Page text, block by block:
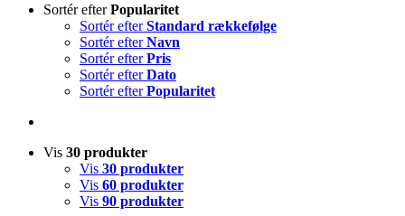
Sortér efterPopularitet
Sortér efterStandard rækkefølge
Sortér efterNavn
Sortér efterPris
Sortér efterDato
Sortér efterPopularitet
Vis 30 produkter
Vis 30 produkter
Vis 60 produkter
Vis 90 produkter